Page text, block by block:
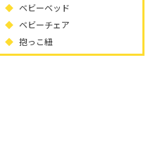
ベビーベッド
ベビーチェア
抱っこ紐